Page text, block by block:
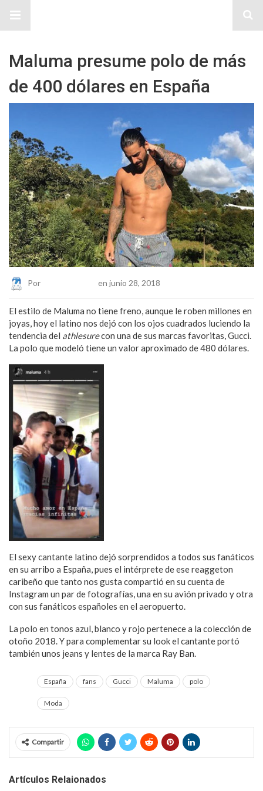
Maluma presume polo de más
de 400 dólares en España
Por en junio 28, 2018
El estilo de Maluma no tiene freno, aunque le roben millones en
joyas, hoy el latino nos dejó con los ojos cuadrados luciendo la
tendencia del athlesurecon una de sus marcas favoritas, Gucci.
La polo que modeló tiene un valor aproximado de 480 dólares.
El sexy cantante latino dejó sorprendidos a todos sus fanáticos
en su arribo a España, pues el intérprete de ese reaggeton
caribeño que tanto nos gusta compartió en su cuenta de
Instagram un par de fotografías, una en su avión privado y otra
con sus fanáticos españoles en el aeropuerto.
La polo en tonos azul, blanco y rojo pertenece a la colección de
otoño 2018. Y para complementar su look el cantante portó
también unos jeans y lentes de la marca Ray Ban.
España fans Gucci Maluma polo
Moda
Compartir
Artículos Relaionados